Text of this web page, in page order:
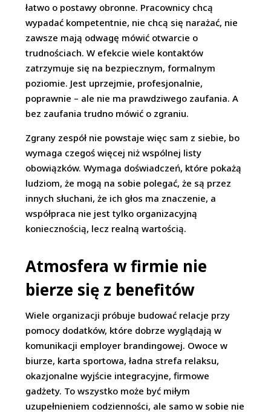
łatwo o postawy obronne. Pracownicy chcą
wypadać kompetentnie, nie chcą się narażać, nie
zawsze mają odwagę mówić otwarcie o
trudnościach. W efekcie wiele kontaktów
zatrzymuje się na bezpiecznym, formalnym
poziomie. Jest uprzejmie, profesjonalnie,
poprawnie – ale nie ma prawdziwego zaufania. A
bez zaufania trudno mówić o zgraniu.
Zgrany zespół nie powstaje więc sam z siebie, bo
wymaga czegoś więcej niż wspólnej listy
obowiązków. Wymaga doświadczeń, które pokażą
ludziom, że mogą na sobie polegać, że są przez
innych słuchani, że ich głos ma znaczenie, a
współpraca nie jest tylko organizacyjną
koniecznością, lecz realną wartością.
Atmosfera w firmie nie
bierze się z benefitów
Wiele organizacji próbuje budować relacje przy
pomocy dodatków, które dobrze wyglądają w
komunikacji employer brandingowej. Owoce w
biurze, karta sportowa, ładna strefa relaksu,
okazjonalne wyjście integracyjne, firmowe
gadżety. To wszystko może być miłym
uzupełnieniem codzienności, ale samo w sobie nie